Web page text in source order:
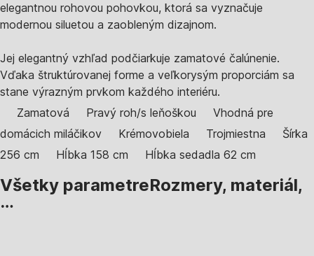
elegantnou rohovou pohovkou, ktorá sa vyznačuje
modernou siluetou a zaobleným dizajnom.
Jej elegantný vzhľad podčiarkuje zamatové čalúnenie.
Vďaka štruktúrovanej forme a veľkorysým proporciám sa
stane výrazným prvkom každého interiéru.
Zamatová
Pravý roh/s leňoškou
Vhodná pre
domácich miláčikov
Krémovobiela Trojmiestna
Šírka
256 cm
Hĺbka 158 cm Hĺbka sedadla 62 cm
Všetky parametreRozmery, materiál,
…